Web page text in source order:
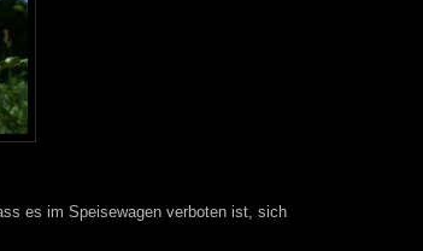
es im Speisewagen verboten ist, sich